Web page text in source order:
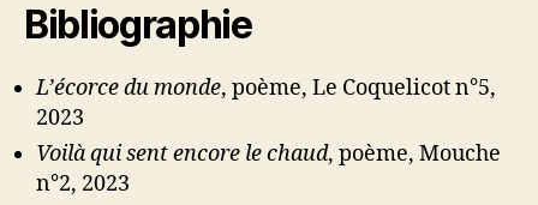
Bibliographie
L’écorce du monde, poème, Le Coquelicot n°5,
2023
Voilà qui sent encore le chaud, poème, Mouche
n°2, 2023